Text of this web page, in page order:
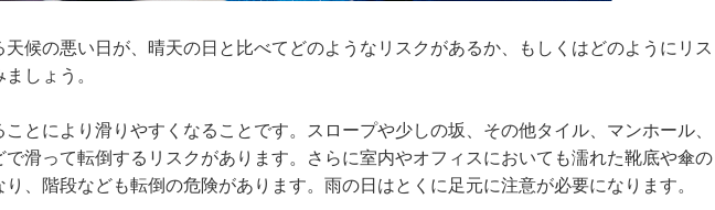
候の悪い日が、晴天の日と比べてどのようなリスクがあるか、もしくはどのようにリス
しょう。
とにより滑りやすくなることです。スロープや少しの坂、その他タイル、マンホール、
滑って転倒するリスクがあります。さらに室内やオフィスにおいても濡れた靴底や傘の
、階段なども転倒の危険があります。雨の日はとくに足元に注意が必要になります。